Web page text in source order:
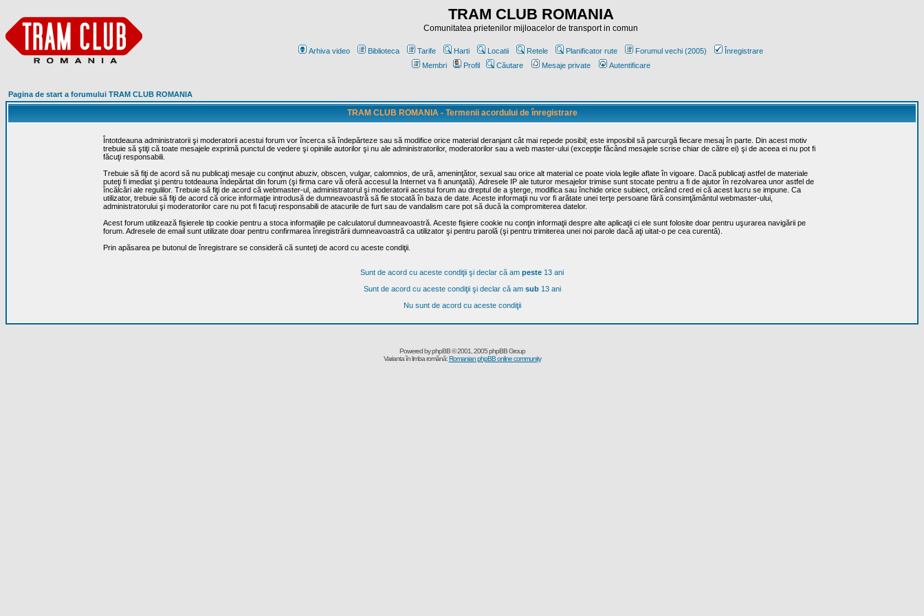
TRAM CLUB ROMANIA
Comunitatea prietenilor mijloacelor de transport in comun
Arhiva video Biblioteca Tarife Harti Locatii Retele Planificator rute Forumul vechi (2005)
Înregistrare
Membri
Profil Căutare Mesaje private Autentificare
Pagina de start a forumului TRAM CLUB ROMANIA
TRAM CLUB ROMANIA - Termenii acordului de înregistrare
Întotdeauna administratorii şi moderatorii acestui forum vor încerca să îndepărteze sau să modifice orice material deranjant cât mai repede posibil; este imposibil să parcurgă fiecare mesaj în parte. Din acest motiv
trebuie să ştiţi că toate mesajele exprimă punctul de vedere şi opiniile autorilor şi nu ale administratorilor, moderatorilor sau a web master-ului (excepţie făcând mesajele scrise chiar de către ei) şi de aceea ei nu pot fi
făcuţi responsabili.
Trebuie să fiţi de acord să nu publicaţi mesaje cu conţinut abuziv, obscen, vulgar, calomnios, de ură, ameninţător, sexual sau orice alt material ce poate viola legile aflate în vigoare. Dacă publicaţi astfel de materiale
puteţi fi imediat şi pentru totdeauna îndepărtat din forum (şi firma care vă oferă accesul la Internet va fi anunţată). Adresele IP ale tuturor mesajelor trimise sunt stocate pentru a fi de ajutor în rezolvarea unor astfel de
încălcări ale regulilor. Trebuie să fiţi de acord că webmaster-ul, administratorul şi moderatorii acestui forum au dreptul de a şterge, modifica sau închide orice subiect, oricând cred ei că acest lucru se impune. Ca
utilizator, trebuie să fiţi de acord că orice informaţie introdusă de dumneavoastră să fie stocată în baza de date. Aceste informaţii nu vor fi arătate unei terţe persoane fără consimţământul webmaster-ului,
administratorului şi moderatorilor care nu pot fi facuţi responsabili de atacurile de furt sau de vandalism care pot să ducă la compromiterea datelor.
Acest forum utilizează fişierele tip cookie pentru a stoca informaţiile pe calculatorul dumneavoastră. Aceste fişiere cookie nu conţin informaţii despre alte aplicaţii ci ele sunt folosite doar pentru uşurarea navigării pe
forum. Adresele de email sunt utilizate doar pentru confirmarea înregistrării dumneavoastră ca utilizator şi pentru parolă (şi pentru trimiterea unei noi parole dacă aţi uitat-o pe cea curentă).
Prin apăsarea pe butonul de înregistrare se consideră că sunteţi de acord cu aceste condiţii.
Sunt de acord cu aceste condiţii şi declar că am peste 13 ani
Sunt de acord cu aceste condiţii şi declar că am sub13 ani
Nu sunt de acord cu aceste condiţii
Powered byphpBB© 2001, 2005 phpBB Group
Varianta în limba română:Romanian phpBB online community